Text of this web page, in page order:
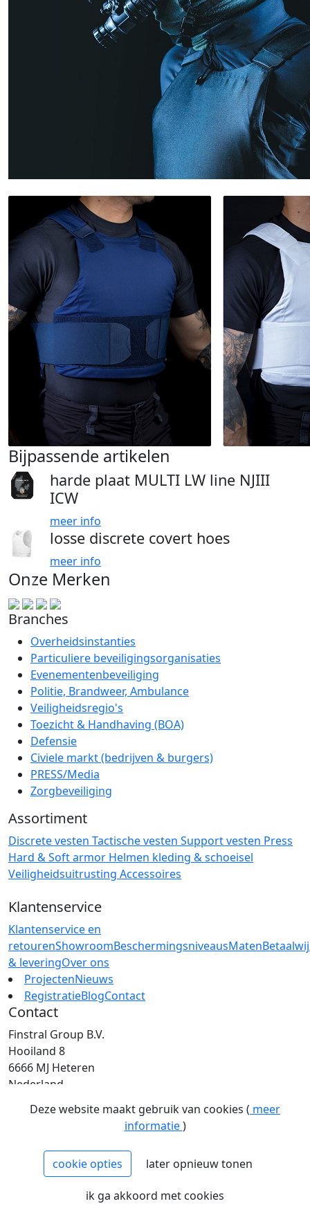
Bijpassende artikelen
harde plaat MULTI LW line NJIII
ICW
meer info
losse discrete covert hoes
meer info
Onze Merken
Branches
Overheidsinstanties
Particuliere beveiligingsorganisaties
Evenementenbeveiliging
Politie, Brandweer, Ambulance
Veiligheidsregio's
Toezicht & Handhaving (BOA)
Defensie
Civiele markt (bedrijven & burgers)
PRESS/Media
Zorgbeveiliging
Assortiment
Discrete vesten Tactische vesten Support vesten Press
Hard & Soft armor Helmen kleding & schoeisel
Veiligheidsuitrusting Accessoires
Klantenservice
Klantenservice en
retourenShowroomBeschermingsniveausMaten
& leveringOver ons
ProjectenNieuws
RegistratieBlogContact
Contact
Finstral Group B.V.
Hooiland 8
6666 MJ Heteren
Nederland
T: +31 (0)26 472 00 44
E: info@finstral.nl
BTW: NL813263025B01
EORI: NL813263025
NCAGE: H2NM0
Deze website maakt gebruik van cookies ( meer
informatie)
cookie opties later opnieuw tonen
ik ga akkoord met cookies